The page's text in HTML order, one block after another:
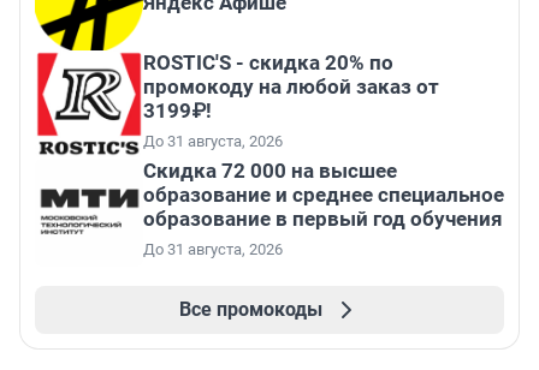
ROSTIC'S - скидка 20% по
промокоду на любой заказ от
3199₽!
До 31 августа, 2026
Скидка 72 000 на высшее
образование и среднее специальное
образование в первый год обучения
До 31 августа, 2026
Все промокоды